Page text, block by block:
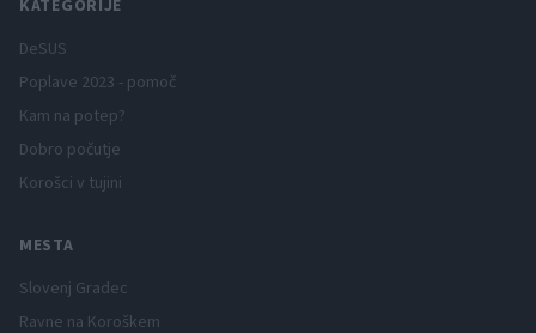
KATEGORIJE
DeSUS
Poplave 2023 - pomoč
Kam na potep?
Dobro počutje
Korošci v tujini
MESTA
Slovenj Gradec
Ravne na Koroškem